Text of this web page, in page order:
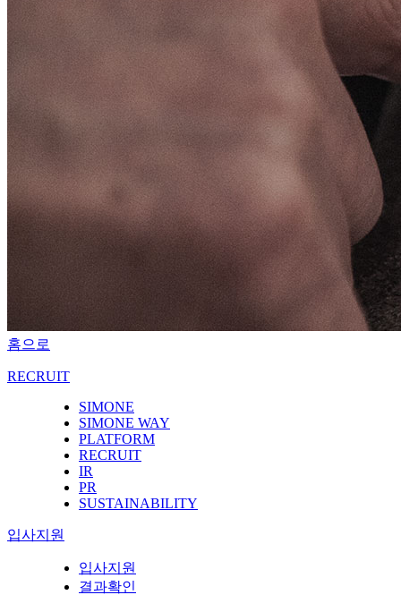
홈으로
RECRUIT
SIMONE
SIMONE WAY
PLATFORM
RECRUIT
IR
PR
SUSTAINABILITY
입사지원
입사지원
결과확인